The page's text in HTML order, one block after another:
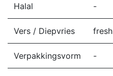
Halal -
Vers / Diepvries fresh
Verpakkingsvorm -